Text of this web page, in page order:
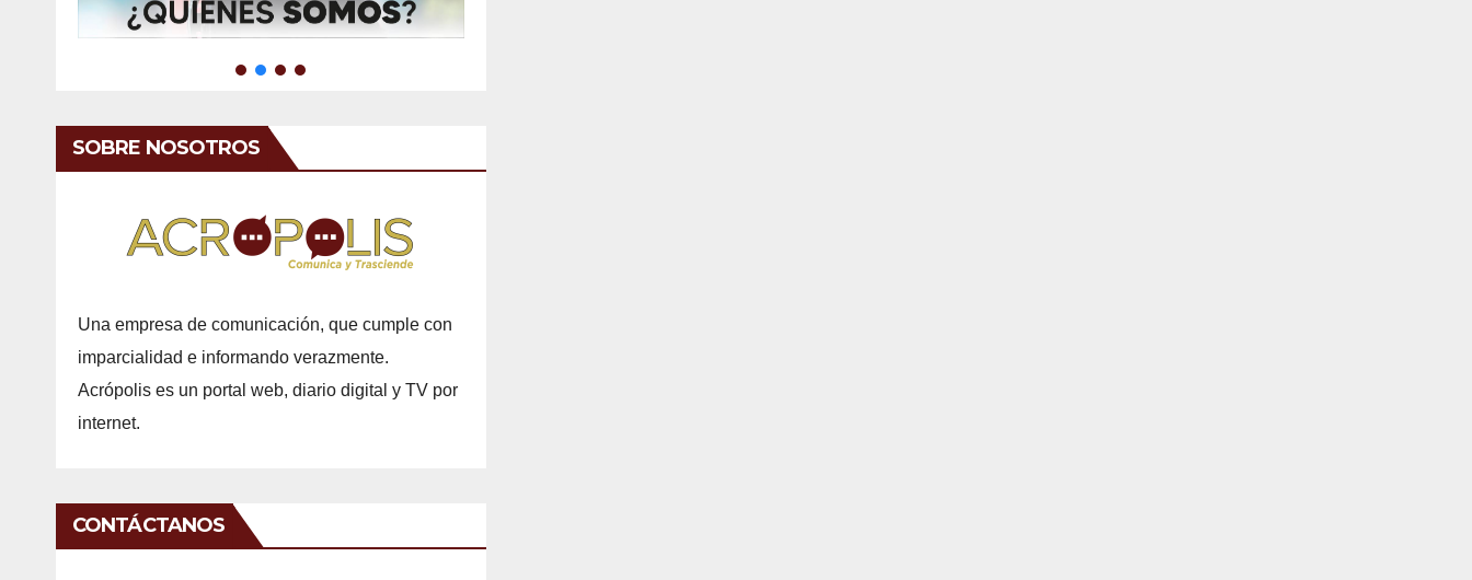
SOBRE NOSOTROS
Una empresa de comunicación, que cumple con
imparcialidad e informando verazmente.
Acrópolis es un portal web, diario digital y TV por
internet.
CONTÁCTANOS